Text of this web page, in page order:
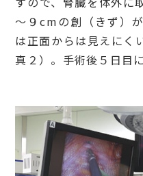
～９cmの創（きず）
は正面からは見えにく
真２）。手術後５日目